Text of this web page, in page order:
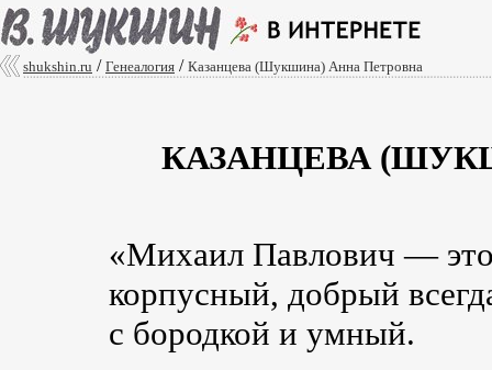
shukshin.ru / Генеалогия / Казанцева (Шукшина) Анна Петровна
КАЗАНЦЕВА
«Михаил Павлович —
корпусный, добрый
с бородкой и умный.